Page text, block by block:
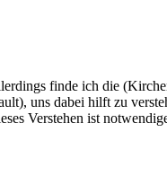
finde ich die
uns dabei hilft zu
Verstehen ist